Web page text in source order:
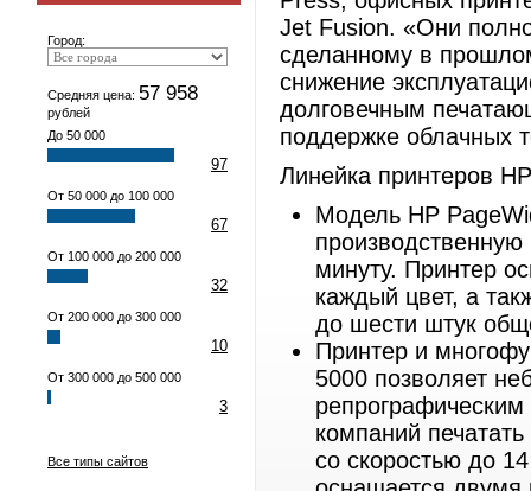
Город:
Средняя цена: 57 958
рублей
До 50 000
97
От 50 000 до 100 000
67
От 100 000 до 200 000
32
От 200 000 до 300 000
10
От 300 000 до 500 000
3
Все типы сайтов
Jet Fusion. «Они
сделанному в
снижение
долговечным
поддержке облачных
Линейка принтеров
Модель HP
минуту. Принтер
каждый цвет, а
до шести штук
Принтер и
5000 позволяет
компаний
со скоростью до